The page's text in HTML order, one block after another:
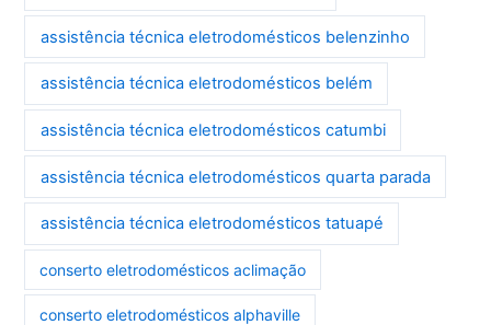
assistência técnica eletrodomésticos belenzinho
assistência técnica eletrodomésticos belém
assistência técnica eletrodomésticos catumbi
assistência técnica eletrodomésticos quarta parada
assistência técnica eletrodomésticos tatuapé
conserto eletrodomésticos aclimação
conserto eletrodomésticos alphaville